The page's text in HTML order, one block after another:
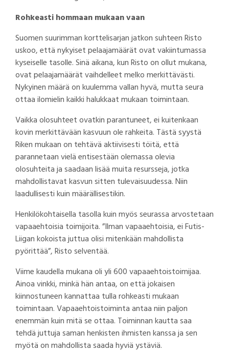
Rohkeasti hommaan mukaan vaan
Suomen suurimman korttelisarjan jatkon suhteen Risto
uskoo, että nykyiset pelaajamäärät ovat vakiintumassa
kyseiselle tasolle. Sinä aikana, kun Risto on ollut mukana,
ovat pelaajamäärät vaihdelleet melko merkittävästi.
Nykyinen määrä on kuulemma vallan hyvä, mutta seura
ottaa ilomielin kaikki halukkaat mukaan toimintaan.
Vaikka olosuhteet ovatkin parantuneet, ei kuitenkaan
kovin merkittävään kasvuun ole rahkeita. Tästä syystä
Riken mukaan on tehtävä aktiivisesti töitä, että
parannetaan vielä entisestään olemassa olevia
olosuhteita ja saadaan lisää muita resursseja, jotka
mahdollistavat kasvun sitten tulevaisuudessa. Niin
laadullisesti kuin määrällisestikin.
Henkilökohtaisella tasolla kuin myös seurassa arvostetaan
vapaaehtoisia toimijoita. ”Ilman vapaaehtoisia, ei Futis-
Liigan kokoista juttua olisi mitenkään mahdollista
pyörittää”, Risto selventää.
Viime kaudella mukana oli yli 600 vapaaehtoistoimijaa.
Ainoa vinkki, minkä hän antaa, on että jokaisen
kiinnostuneen kannattaa tulla rohkeasti mukaan
toimintaan. Vapaaehtoistoiminta antaa niin paljon
enemmän kuin mitä se ottaa. Toiminnan kautta saa
tehdä juttuja saman henkisten ihmisten kanssa ja sen
myötä on mahdollista saada hyviä ystäviä.